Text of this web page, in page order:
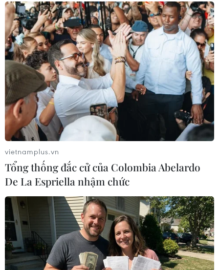
Căng thẳng Israel-Iran: Hội đồng Bảo an
Liên hợp quốc họp khẩn
20/06/2025 22:51
Hội đồng Bảo an Liên hợp quốc đã tiến hành phiên họp
mở khẩn về xung đột Israel-Iran trong bối cảnh giao
tranh đã kéo dài sang ngày thứ 8.
vietnamplus.vn
Tổng thống đắc cử của Colombia Abelardo
De La Espriella nhậm chức